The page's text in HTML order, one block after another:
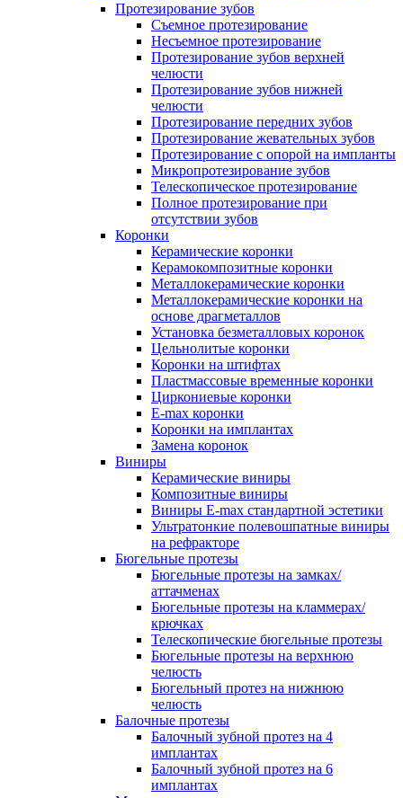
Протезирование зубов
Съемное протезирование
Несъемное протезирование
Протезирование зубов верхней
челюсти
Протезирование зубов нижней
челюсти
Протезирование передних зубов
Протезирование жевательных зубов
Протезирование с опорой на импланты
Микропротезирование зубов
Телескопическое протезирование
Полное протезирование при
отсутствии зубов
Коронки
Керамические коронки
Керамокомпозитные коронки
Металлокерамические коронки
Металлокерамические коронки на
основе драгметаллов
Установка безметалловых коронок
Цельнолитые коронки
Коронки на штифтах
Пластмассовые временные коронки
Циркониевые коронки
E-max коронки
Коронки на имплантах
Замена коронок
Виниры
Керамические виниры
Композитные виниры
Виниры E-max стандартной эстетики
Ультратонкие полевошпатные виниры
на рефракторе
Бюгельные протезы
Бюгельные протезы на замках/
аттачменах
Бюгельные протезы на кламмерах/
крючках
Телескопические бюгельные протезы
Бюгельные протезы на верхнюю
челюсть
Бюгельный протез на нижнюю
челюсть
Балочные протезы
Балочный зубной протез на 4
имплантах
Балочный зубной протез на 6
имплантах